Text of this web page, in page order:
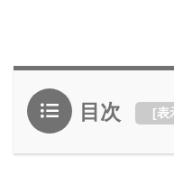
目次 [表